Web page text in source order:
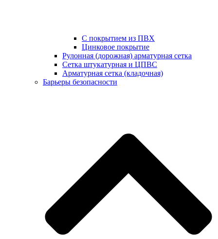
С покрытием из ПВХ
Цинковое покрытие
Рулонная (дорожная) арматурная сетка
Сетка штукатурная и ЦПВС
Арматурная сетка (кладочная)
Барьеры безопасности